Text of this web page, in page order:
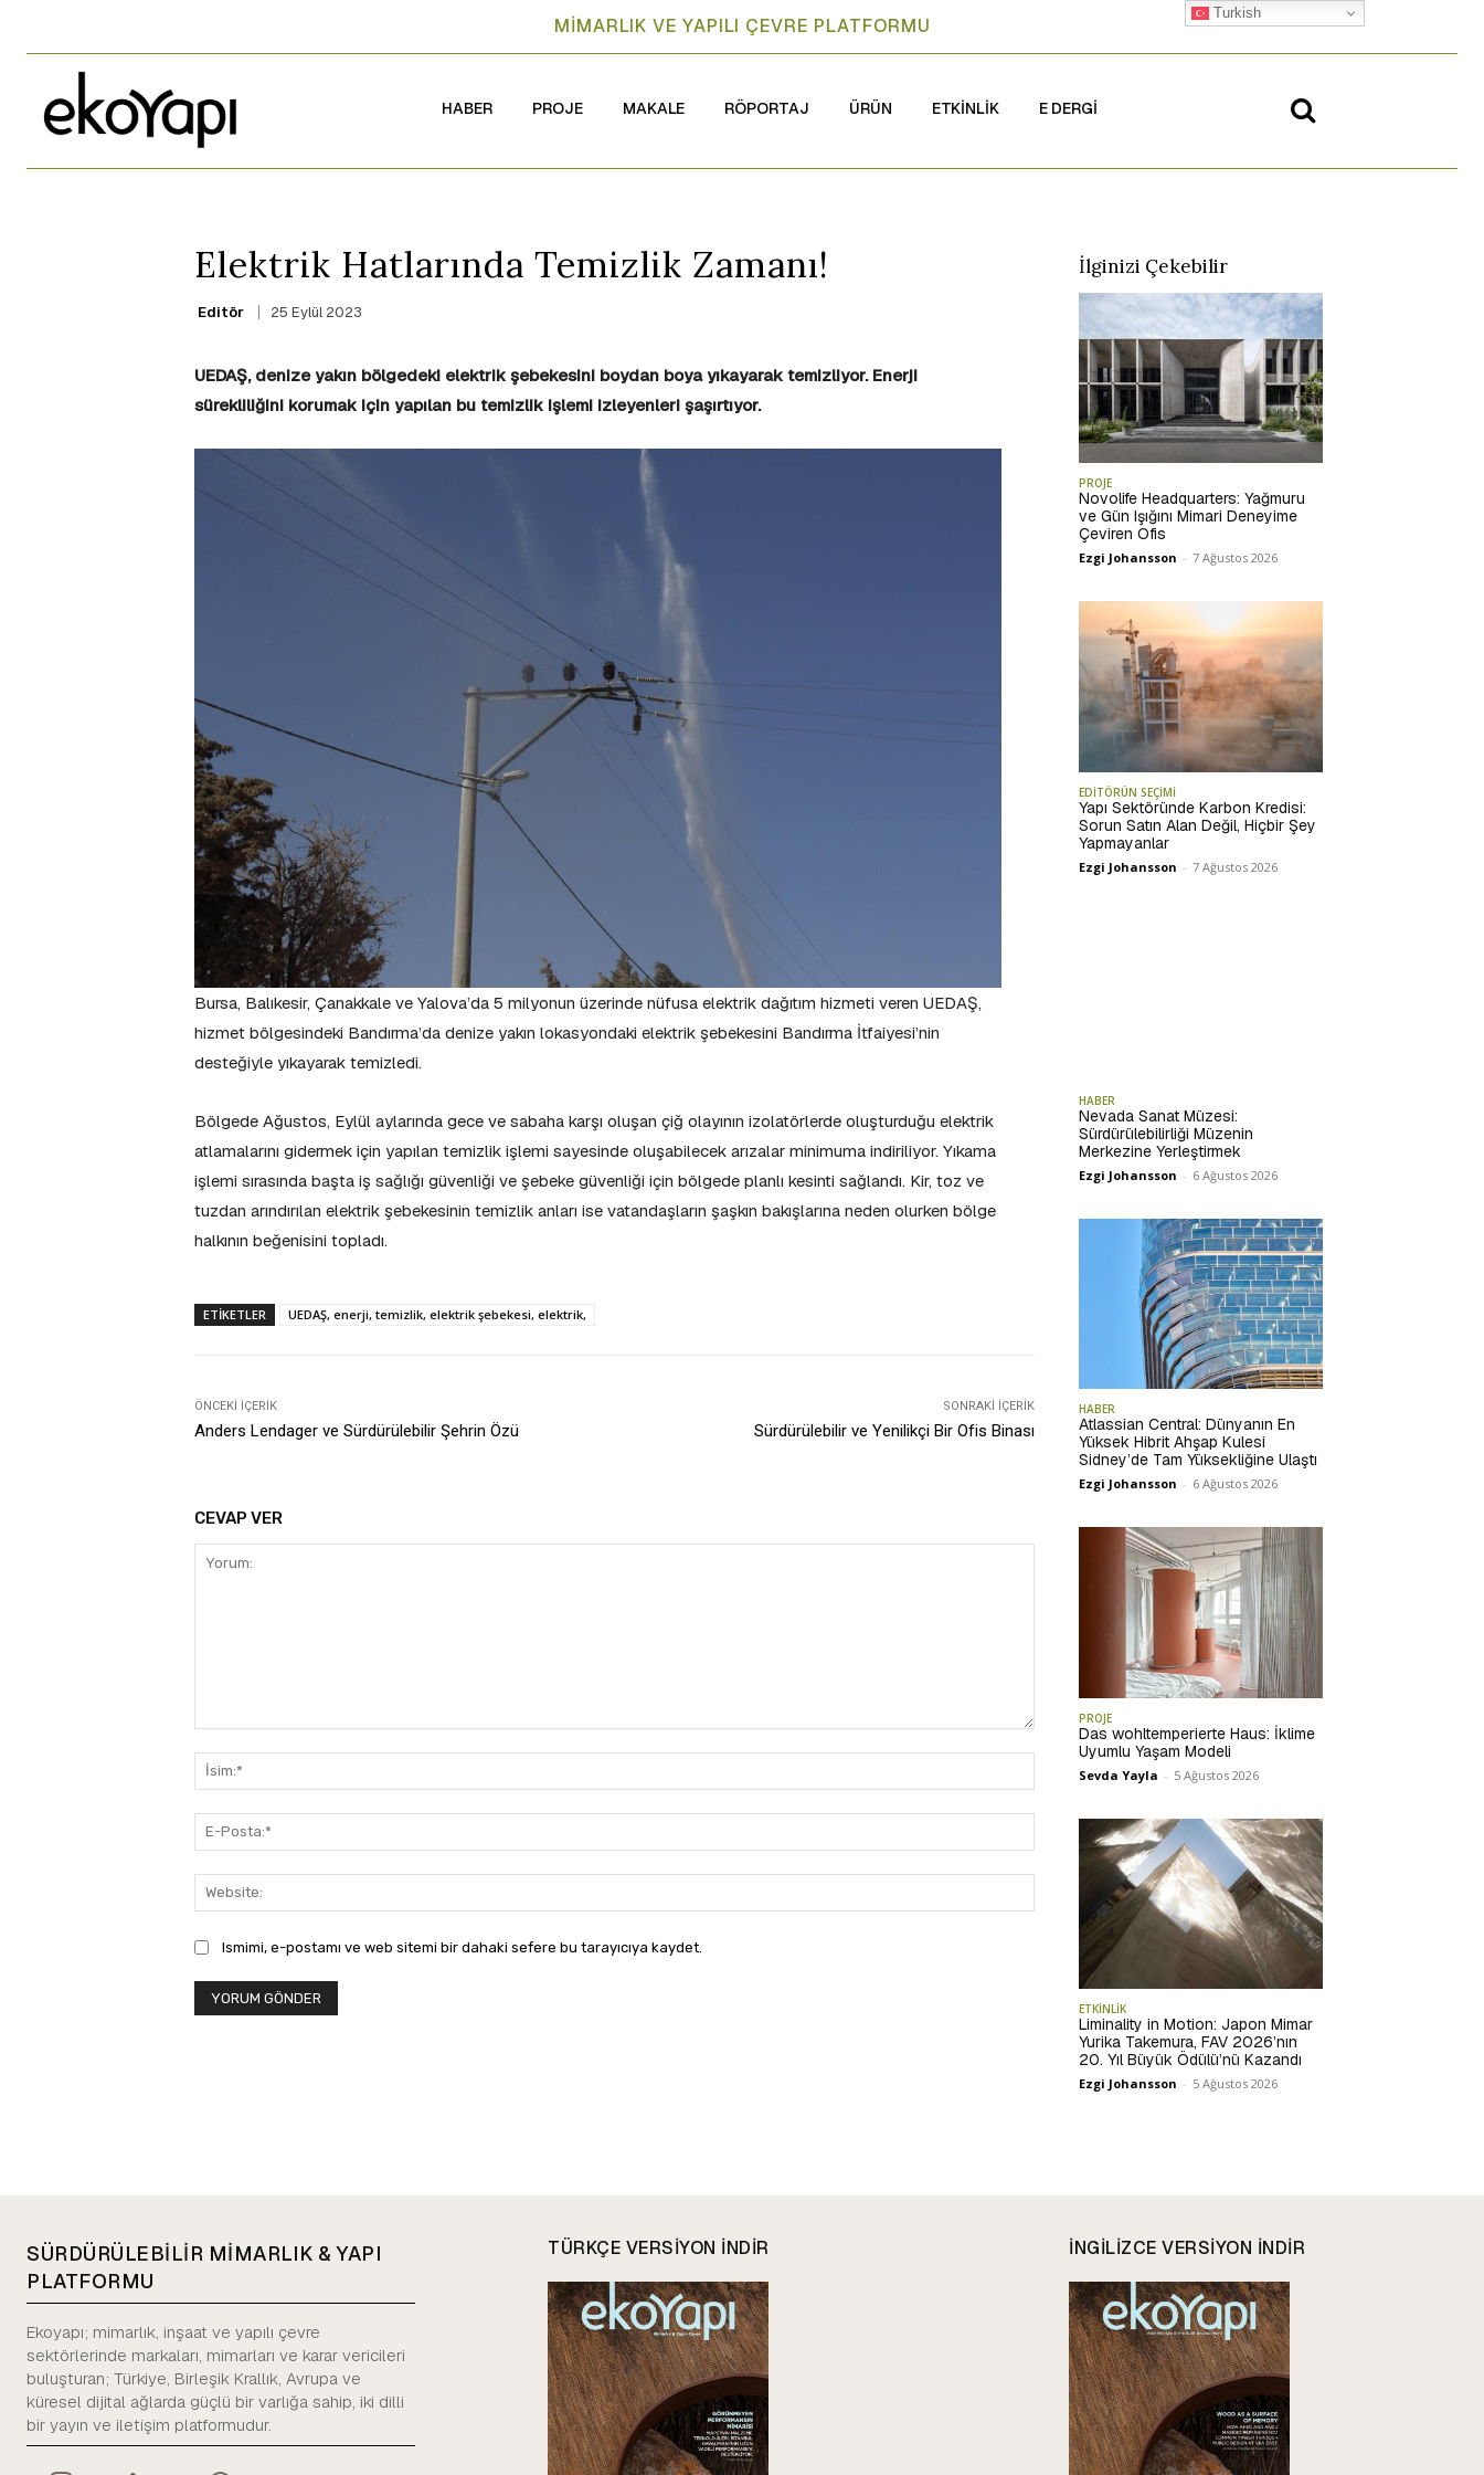
MİMARLIK VE YAPILI ÇEVRE PLATFORMU
HABER PROJE MAKALE RÖPORTAJ ÜRÜN ETKİNLİK E DERGİ
Elektrik Hatlarında Temizlik Zamanı!
Editör 25 Eylül 2023
UEDAŞ, denize yakın bölgedeki elektrik şebekesini boydan boya yıkayarak temizliyor. Enerji
sürekliliğini korumak için yapılan bu temizlik işlemi izleyenleri şaşırtıyor.
Bursa, Balıkesir, Çanakkale ve Yalova’da 5 milyonun üzerinde nüfusa elektrik dağıtım hizmeti veren UEDAŞ,
hizmet bölgesindeki Bandırma’da denize yakın lokasyondaki elektrik şebekesini Bandırma İtfaiyesi’nin
desteğiyle yıkayarak temizledi.
Bölgede Ağustos, Eylül aylarında gece ve sabaha karşı oluşan çiğ olayının izolatörlerde oluşturduğu elektrik
atlamalarını gidermek için yapılan temizlik işlemi sayesinde oluşabilecek arızalar minimuma indiriliyor. Yıkama
işlemi sırasında başta iş sağlığı güvenliği ve şebeke güvenliği için bölgede planlı kesinti sağlandı. Kir, toz ve
tuzdan arındırılan elektrik şebekesinin temizlik anları ise vatandaşların şaşkın bakışlarına neden olurken bölge
halkının beğenisini topladı.
ETIKETLER UEDAŞ, enerji, temizlik, elektrik şebekesi, elektrik,
ÖNCEKI İÇERIK
Anders Lendager ve Sürdürülebilir Şehrin Özü
SONRAKI İÇERIK
Sürdürülebilir ve Yenilikçi Bir Ofis Binası
CEVAP VER
Posta:*
Ismimi, e-postamı ve web sitemi bir dahaki sefere bu tarayıcıya kaydet.
İlginizi Çekebilir
PROJE
Novolife Headquarters: Yağmuru
ve Gün Işığını Mimari Deneyime
Çeviren Ofis
Ezgi Johansson - 7 Ağustos 2026
EDİTÖRÜN SEÇİMİ
Yapı Sektöründe Karbon Kredisi:
Sorun Satın Alan Değil, Hiçbir Şey
Yapmayanlar
Ezgi Johansson - 7 Ağustos 2026
HABER
Nevada Sanat Müzesi:
Sürdürülebilirliği Müzenin
Merkezine Yerleştirmek
Ezgi Johansson - 6 Ağustos 2026
HABER
Atlassian Central: Dünyanın En
Yüksek Hibrit Ahşap Kulesi
Sidney’de Tam Yüksekliğine Ulaştı
Ezgi Johansson - 6 Ağustos 2026
PROJE
Das wohltemperierte Haus: İklime
Uyumlu Yaşam Modeli
Sevda Yayla - 5 Ağustos 2026
ETKİNLİK
Liminality in Motion: Japon Mimar
Yurika Takemura, FAV 2026’nın
20. Yıl Büyük Ödülü’nü Kazandı
Ezgi Johansson - 5 Ağustos 2026
SÜRDÜRÜLEBİLİR MİMARLIK & YAPI
PLATFORMU
Ekoyapı; mimarlık, inşaat ve yapılı çevre
sektörlerinde markaları, mimarları ve karar vericileri
buluşturan; Türkiye, Birleşik Krallık, Avrupa ve
küresel dijital ağlarda güçlü bir varlığa sahip, iki dilli
bir yayın ve iletişim platformudur.
TÜRKÇE VERSIYON INDIR INGILIZCE VERSIYON INDIR
Turkish